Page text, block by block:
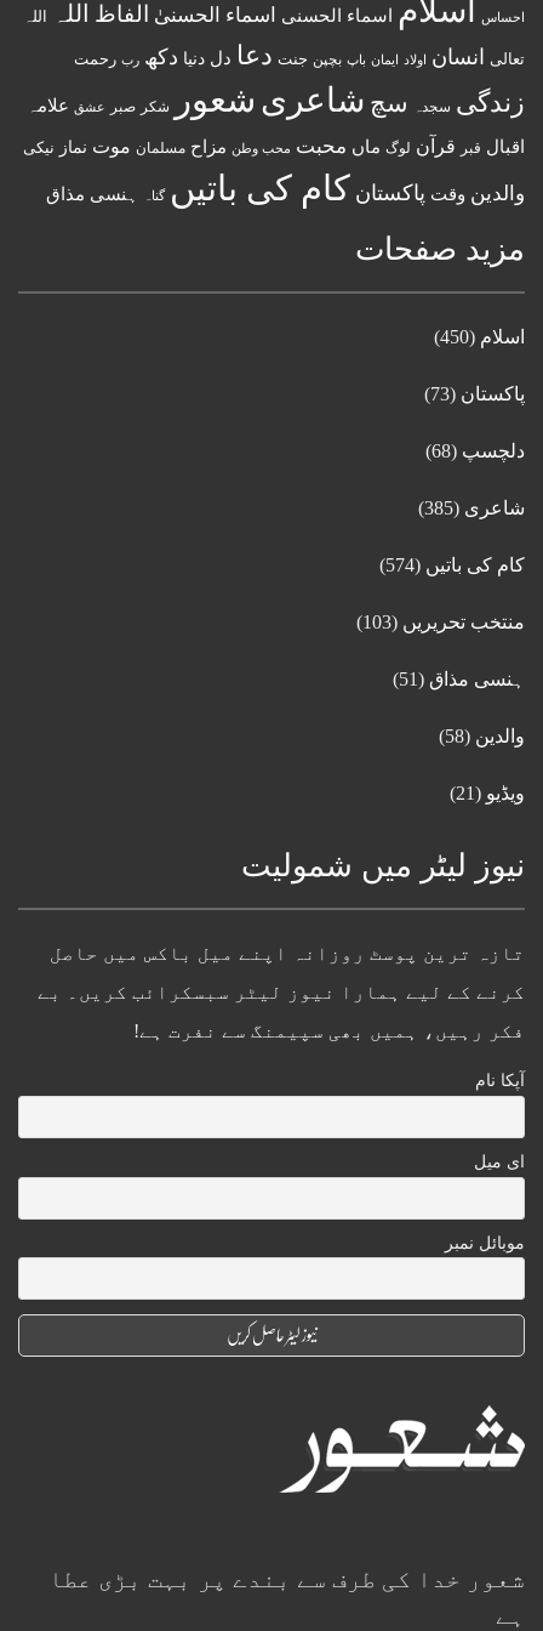
احساس اسلام اسماء الحسنى اسماء الحسنیٰ الفاظ اللہ اللہ
تعالی انسان اولاد ایمان باپ بچپن جنت دعا دل دنیا دکھ رب رحمت
زندگی سجدہ سچ شاعری شعور شکر صبر عشق علامہ
اقبال قبر قرآن لوگ ماں محبت محب وطن مزاح مسلمان موت نماز نیکی
والدین وقت پاکستان کام کی باتیں گناہ ہنسی مذاق
مزید صفحات
اسلام (450)
پاکستان (73)
دلچسپ (68)
شاعری (385)
کام کی باتیں (574)
منتخب تحریریں (103)
ہنسی مذاق (51)
والدین (58)
ویڈیو (21)
نیوز لیٹر میں شمولیت
تازہ ترین پوسٹ روزانہ اپنے میل باکس میں حاصل
کرنے کے لیے ہمارا نیوز لیٹر سبسکرائب کریں۔ بے
فکر رہیں، ہمیں بھی سپیمنگ سے نفرت ہے!
آپکا نام
ای میل
موبائل نمبر
شعور خدا کی طرف سے بندے پر بہت بڑی عطا
ہے